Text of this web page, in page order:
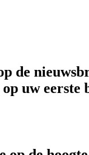
de
uw eerste